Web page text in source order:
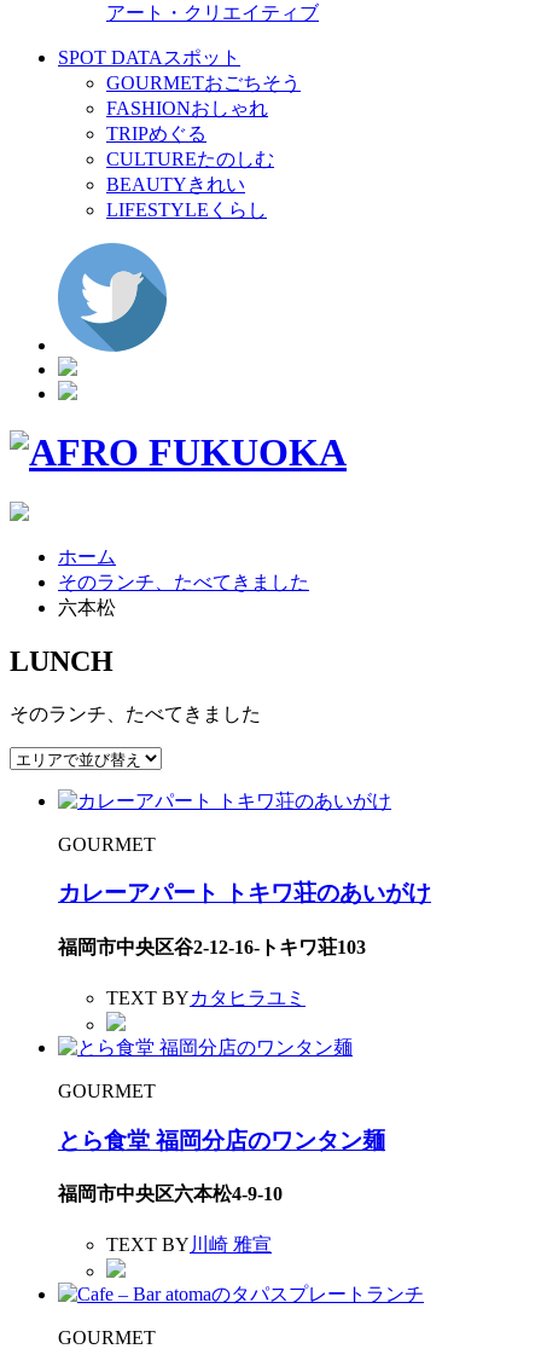
アート・クリエイティブ
SPOT DATA スポット
GOURMETおごちそう
FASHIONおしゃれ
TRIPめぐる
CULTUREたのしむ
BEAUTYきれい
LIFESTYLE くらし
ホーム
そのランチ、たべてきました
六本松
LUNCH
そのランチ、たべてきました
GOURMET
カレーアパート トキワ荘のあいがけ
福岡市中央区谷2-12-16-トキワ荘103
TEXT BYカタヒラユミ
GOURMET
とら食堂 福岡分店のワンタン麺
福岡市中央区六本松4-9-10
TEXT BY 川崎 雅宣
GOURMET